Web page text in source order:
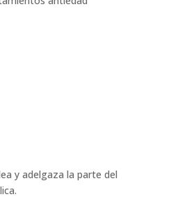
y adelgaza la parte del